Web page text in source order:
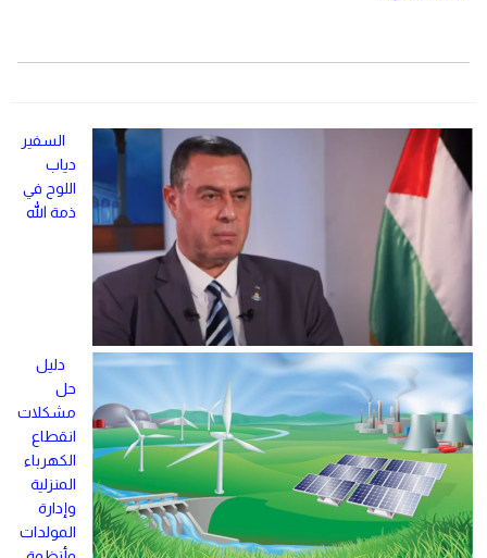
السفير
دياب
اللوح في
ذمة الله
دليل
حل
مشكلات
انقطاع
الكهرباء
المنزلية
وإدارة
المولدات